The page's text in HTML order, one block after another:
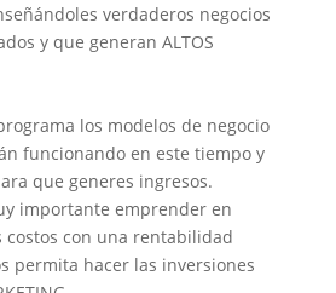
verdaderos negocios
y que generan ALTOS
los modelos de negocio
funcionando en este tiempo y
que generes ingresos.
importante emprender en
costos con una rentabilidad
permita hacer las inversiones